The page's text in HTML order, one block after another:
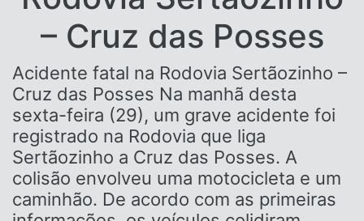
– Cruz das Posses
Acidente fatal na Rodovia Sertãozinho –
Cruz das Posses Na manhã desta
sexta-feira (29), um grave acidente foi
registrado na Rodovia que liga
Sertãozinho a Cruz das Posses. A
colisão envolveu uma motocicleta e um
caminhão. De acordo com as primeiras